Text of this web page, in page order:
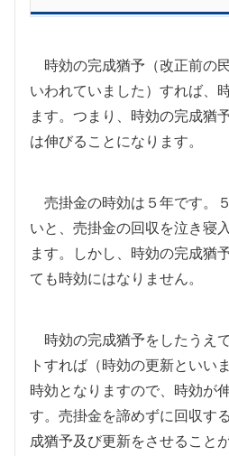
時効の完成猶予（改正前の
いわれていました）すれば、
ます。つまり、時効の完成猶
は伸びることになります。
売掛金の時効は５年です。
いと、売掛金の回収を泣き寝
ます。しかし、時効の完成猶
ても時効にはなりません。
時効の完成猶予をしたうえ
トすれば（時効の更新といい
時効となりますので、時効が
す。売掛金を諦めずに回収す
成猶予及び更新をさせること